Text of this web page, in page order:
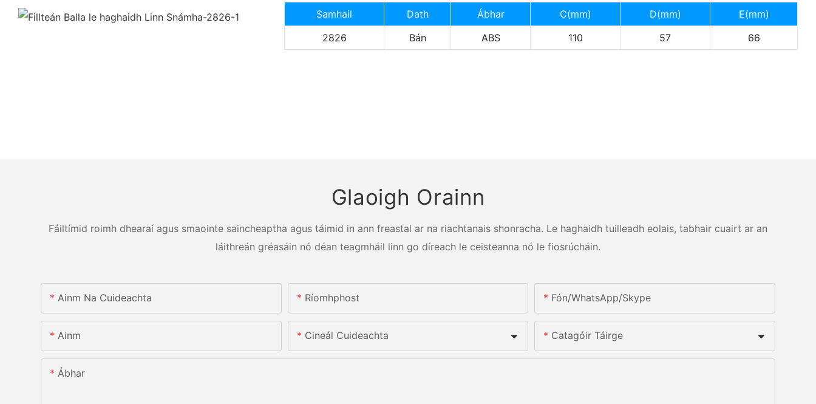
Samhail Dath Ábhar C(mm) D(mm)
E(mm)
2826
Bán ABS 110 57 66
Glaoigh Orainn
Fáiltímid roimh dhearaí agus smaointe saincheaptha agus táimid in ann freastal ar na riachtanais shonracha. Le haghaidh tuilleadh eolais, tabhair cuairt ar an
láithreán gréasáin nó déan teagmháil linn go díreach le ceisteanna nó le fiosrúcháin.
Ainm Na Cuideachta Ríomhphost Fón/whatsApp/skype
Ainm Cineál Cuideachta Catagóir Táirge
Ábhar